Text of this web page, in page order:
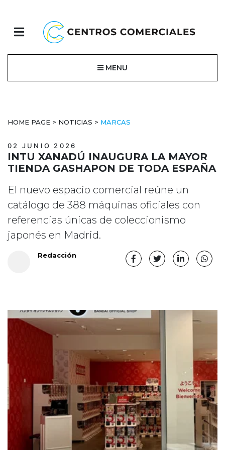
MENU
HOME PAGE > NOTICIAS > MARCAS
02 JUNIO 2026
INTU XANADÚ INAUGURA LA MAYOR
TIENDA GASHAPON DE TODA ESPAÑA
El nuevo espacio comercial reúne un
catálogo de 388 máquinas oficiales con
referencias únicas de coleccionismo
japonés en Madrid.
Redacción